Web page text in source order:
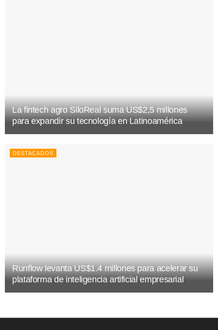
La fintech agro SiloReal suma US$2,5 millones
para expandir su tecnología en Latinoamérica
DESTACADOS
Runflow levanta US$1.4 millones para acelerar su
plataforma de inteligencia artificial empresarial